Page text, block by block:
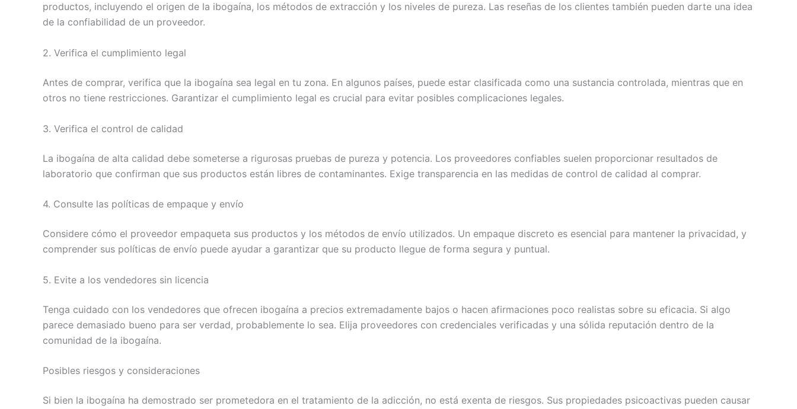
productos, incluyendo el origen de la ibogaína, los métodos de extracción y los niveles de pureza. Las reseñas de los clientes también pueden darte una idea
de la confiabilidad de un proveedor.
2. Verifica el cumplimiento legal
Antes de comprar, verifica que la ibogaína sea legal en tu zona. En algunos países, puede estar clasificada como una sustancia controlada, mientras que en
otros no tiene restricciones. Garantizar el cumplimiento legal es crucial para evitar posibles complicaciones legales.
3. Verifica el control de calidad
La ibogaína de alta calidad debe someterse a rigurosas pruebas de pureza y potencia. Los proveedores confiables suelen proporcionar resultados de
laboratorio que confirman que sus productos están libres de contaminantes. Exige transparencia en las medidas de control de calidad al comprar.
4. Consulte las políticas de empaque y envío
Considere cómo el proveedor empaqueta sus productos y los métodos de envío utilizados. Un empaque discreto es esencial para mantener la privacidad, y
comprender sus políticas de envío puede ayudar a garantizar que su producto llegue de forma segura y puntual.
5. Evite a los vendedores sin licencia
Tenga cuidado con los vendedores que ofrecen ibogaína a precios extremadamente bajos o hacen afirmaciones poco realistas sobre su eficacia. Si algo
parece demasiado bueno para ser verdad, probablemente lo sea. Elija proveedores con credenciales verificadas y una sólida reputación dentro de la
comunidad de la ibogaína.
Posibles riesgos y consideraciones
Si bien la ibogaína ha demostrado ser prometedora en el tratamiento de la adicción, no está exenta de riesgos. Sus propiedades psicoactivas pueden causar